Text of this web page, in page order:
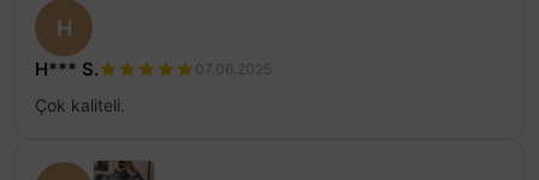
H
H*** S. 07.06.2025
Çok kaliteli.